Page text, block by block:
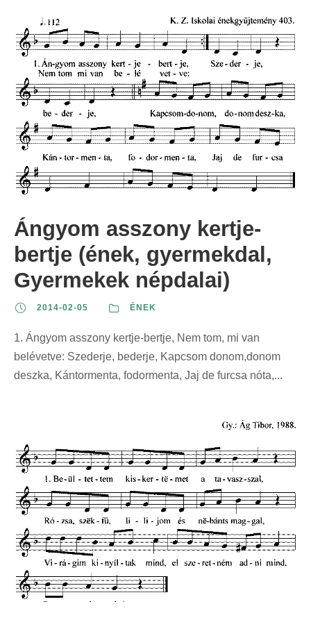
Ángyom asszony kertje-
bertje (ének, gyermekdal,
Gyermekek népdalai)
2014-02-05 ÉNEK
1. Ángyom asszony kertje-bertje, Nem tom, mi van
belévetve: Szederje, bederje, Kapcsom donom,donom
deszka, Kántormenta, fodormenta, Jaj de furcsa nóta,...